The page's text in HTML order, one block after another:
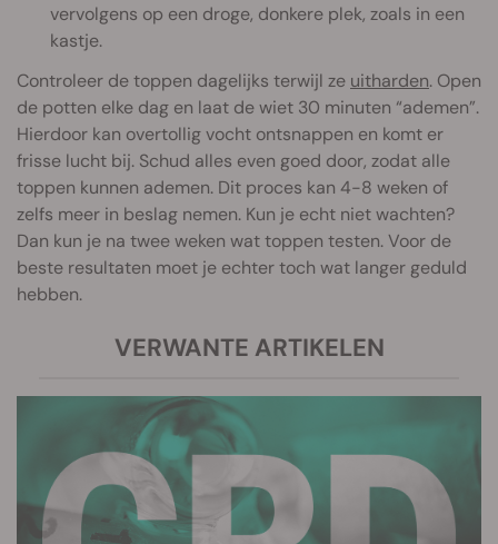
vervolgens op een droge, donkere plek, zoals in een
kastje.
Controleer de toppen dagelijks terwijl ze uitharden. Open
de potten elke dag en laat de wiet 30 minuten “ademen”.
Hierdoor kan overtollig vocht ontsnappen en komt er
frisse lucht bij. Schud alles even goed door, zodat alle
toppen kunnen ademen. Dit proces kan 4-8 weken of
zelfs meer in beslag nemen. Kun je echt niet wachten?
Dan kun je na twee weken wat toppen testen. Voor de
beste resultaten moet je echter toch wat langer geduld
hebben.
VERWANTE ARTIKELEN